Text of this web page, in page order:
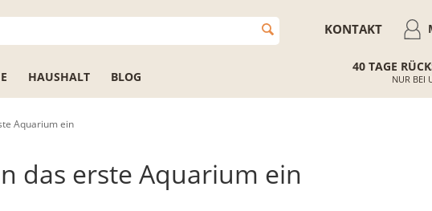
KONTAKT
HAUSHALT BLOG
40 TAGE
NUR BEI
Aquarium ein
das erste Aquarium ein